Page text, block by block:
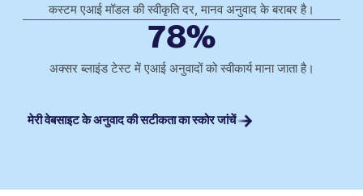
कस्टम एआई मॉडल की स्वीकृति दर, मानव अनुवाद के बराबर है।
78%
अक्सर ब्लाइंड टेस्ट में एआई अनुवादों को स्वीकार्य माना जाता है।
मेरी वेबसाइट के अनुवाद की सटीकता का स्कोर जांचें